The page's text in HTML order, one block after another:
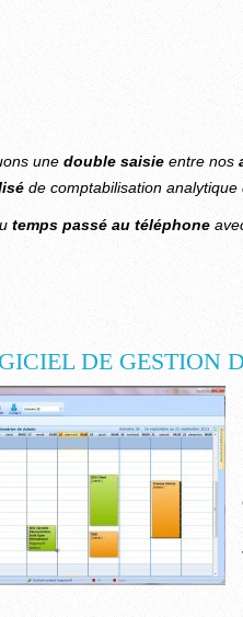
une double saisie entre nos
de comptabilisation
temps passé au téléphone
DE GESTION